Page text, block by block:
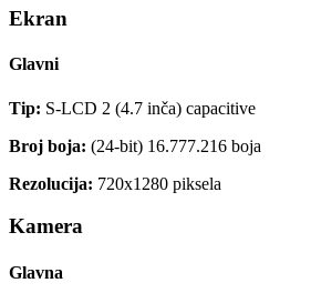
Ekran
Glavni
Tip: S-LCD 2 (4.7 inča) capacitive
Broj boja: (24-bit) 16.777.216 boja
Rezolucija: 720x1280 piksela
Kamera
Glavna